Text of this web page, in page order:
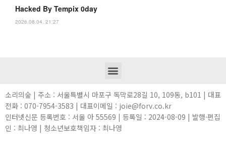
Hacked By Tempix 0day
2026.08.04. 21:27
소리의숲 | 주소 : 서울특별시 마포구 독막로28길 10, 109동, b101 | 대표
전화 : 070-7954-3583 | 대표이메일 : joie@forv.co.kr
인터넷신문 등록번호 : 서울 아 55569 | 등록일 : 2024-08-09 | 발행·편집
인 : 최나영 | 청소년보호책임자 : 최나영